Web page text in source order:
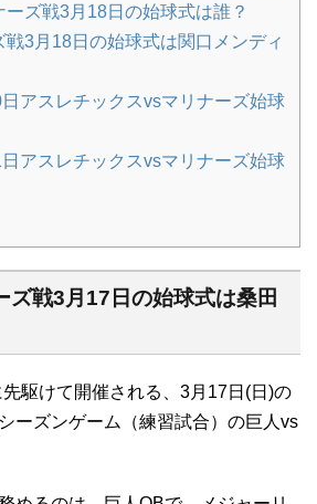
ーズ戦3月18日の始球式は誰？
戦3月18日の始球式は関口メンディ
アスレチックスvsマリナーズ始球
アスレチックスvsマリナーズ始球
ズ戦3月17日の始球式は桑田
駆けて開催される、3月17日(日)の
ーズンゲーム（練習試合）の巨人vs